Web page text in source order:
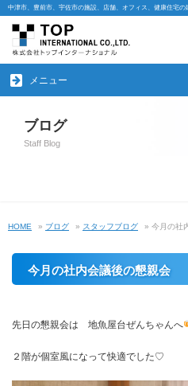
中津市、豊前市、宇佐市の施設、店舗、オフィス、健康住宅
メニュー
ブログ
Staff Blog
HOME » ブログ » スタッフブログ » 今月の社
今月の社内会議後の懇親会
先日の懇親会は 地魚屋台ぜんちゃんへ
２階が個室風になって快適でした♡